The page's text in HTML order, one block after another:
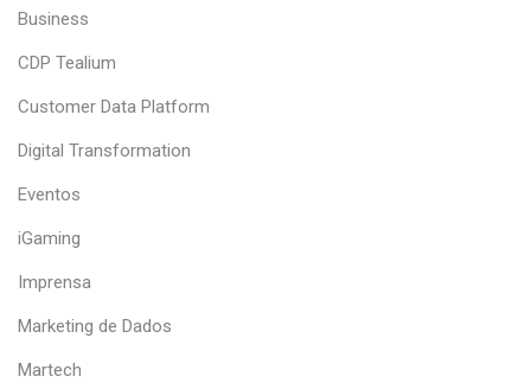
Business
CDP Tealium
Customer Data Platform
Digital Transformation
Eventos
iGaming
Imprensa
Marketing de Dados
Martech